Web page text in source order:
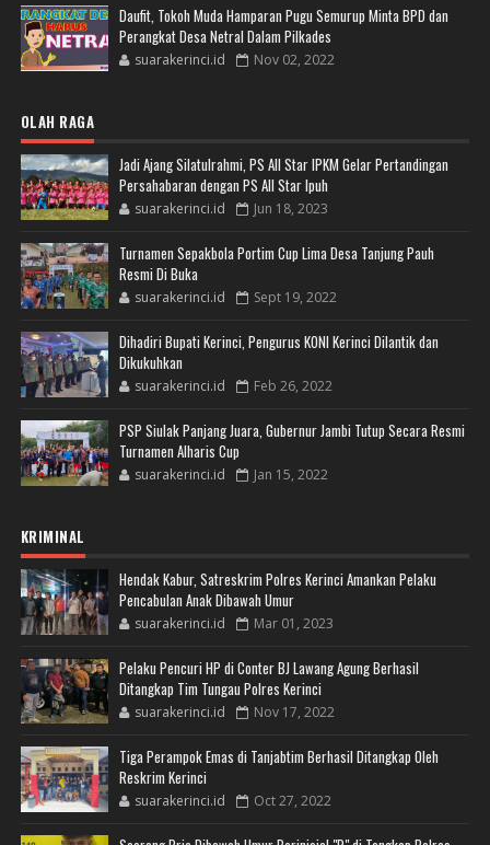
Daufit, Tokoh Muda Hamparan Pugu Semurup Minta BPD dan
Perangkat Desa Netral Dalam Pilkades
suarakerinci.id Nov 02, 2022
OLAH RAGA
Jadi Ajang Silatulrahmi, PS All Star IPKM Gelar Pertandingan
Persahabaran dengan PS All Star Ipuh
suarakerinci.id Jun 18, 2023
Turnamen Sepakbola Portim Cup Lima Desa Tanjung Pauh
Resmi Di Buka
suarakerinci.id Sept 19, 2022
Dihadiri Bupati Kerinci, Pengurus KONI Kerinci Dilantik dan
Dikukuhkan
suarakerinci.id Feb 26, 2022
PSP Siulak Panjang Juara, Gubernur Jambi Tutup Secara Resmi
Turnamen Alharis Cup
suarakerinci.id Jan 15, 2022
KRIMINAL
Hendak Kabur, Satreskrim Polres Kerinci Amankan Pelaku
Pencabulan Anak Dibawah Umur
suarakerinci.id Mar 01, 2023
Pelaku Pencuri HP di Conter BJ Lawang Agung Berhasil
Ditangkap Tim Tungau Polres Kerinci
suarakerinci.id Nov 17, 2022
Tiga Perampok Emas di Tanjabtim Berhasil Ditangkap Oleh
Reskrim Kerinci
suarakerinci.id Oct 27, 2022